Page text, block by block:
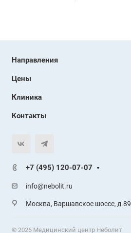
Направления
Цены
Клиника
Контакты
+7 (495) 120-07-07
info@nebolit.ru
Москва, Варшавское шоссе, д.89
© 2026 Медицинский центр Неболит